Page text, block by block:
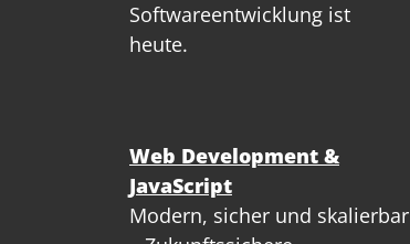
Softwareentwicklung ist
heute.
Web Development &
JavaScript
Modern, sicher und skalierbar